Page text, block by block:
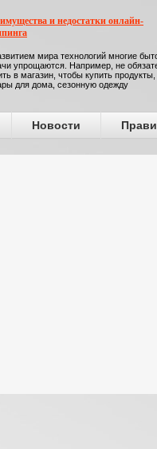
и недостатки онлайн-
мира технологий многие
упрощаются. Например, не
в магазин, чтобы купить продукты,
для дома, сезонную одежду
Новости